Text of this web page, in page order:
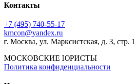
Контакты
+7 (495) 740‑55‑17
kmcon@yandex.ru
г. Москва, ул. Марксистская, д. 3, стр.
МОСКОВСКИЕ ЮРИСТЫ
Политика конфиденциальности